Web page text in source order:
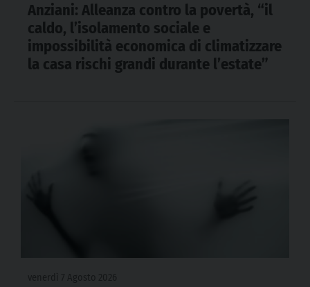
Anziani: Alleanza contro la povertà, “il
caldo, l’isolamento sociale e
impossibilità economica di climatizzare
la casa rischi grandi durante l’estate”